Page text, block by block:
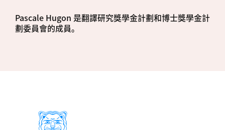
Pascale Hugon 是翻譯研究獎學金計劃和博士獎學金計
劃委員會的成員。